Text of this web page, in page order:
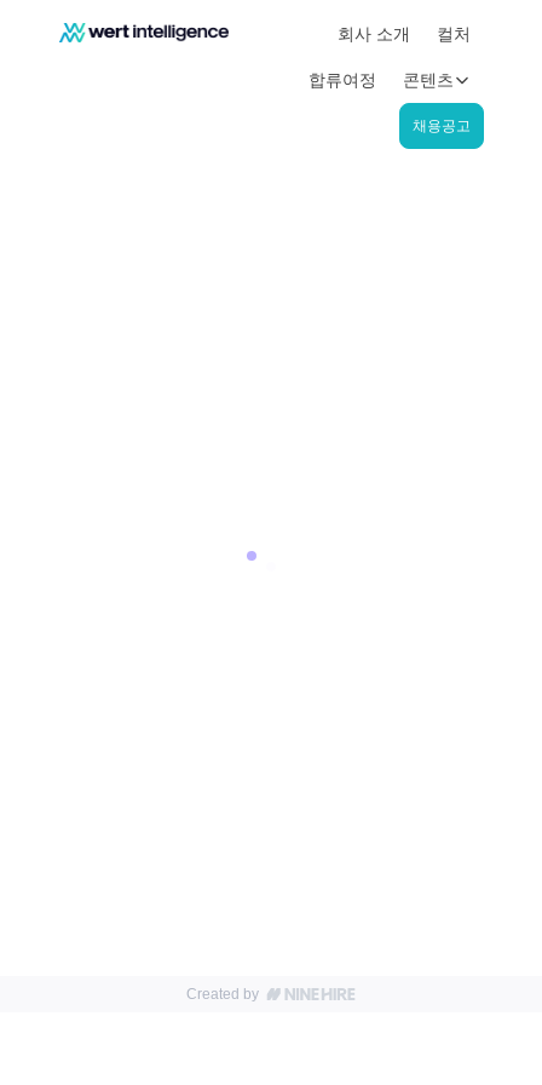
회사 소개 컬처
합류여정 콘텐츠
채용공고
Created by